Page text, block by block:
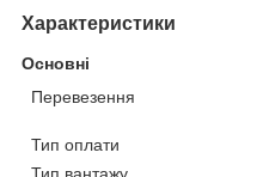
Характеристики
Основні
Перевезення
Тип оплати